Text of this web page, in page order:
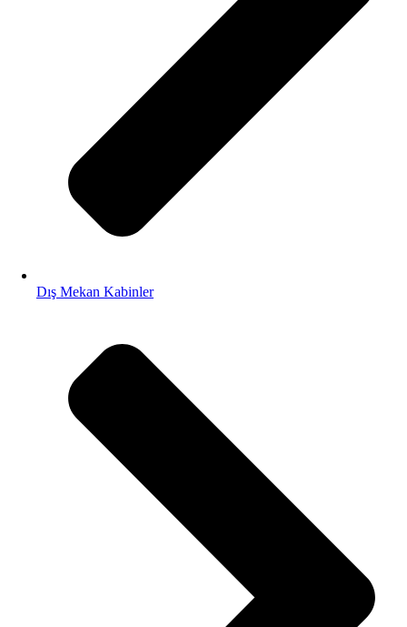
Dış Mekan Kabinler